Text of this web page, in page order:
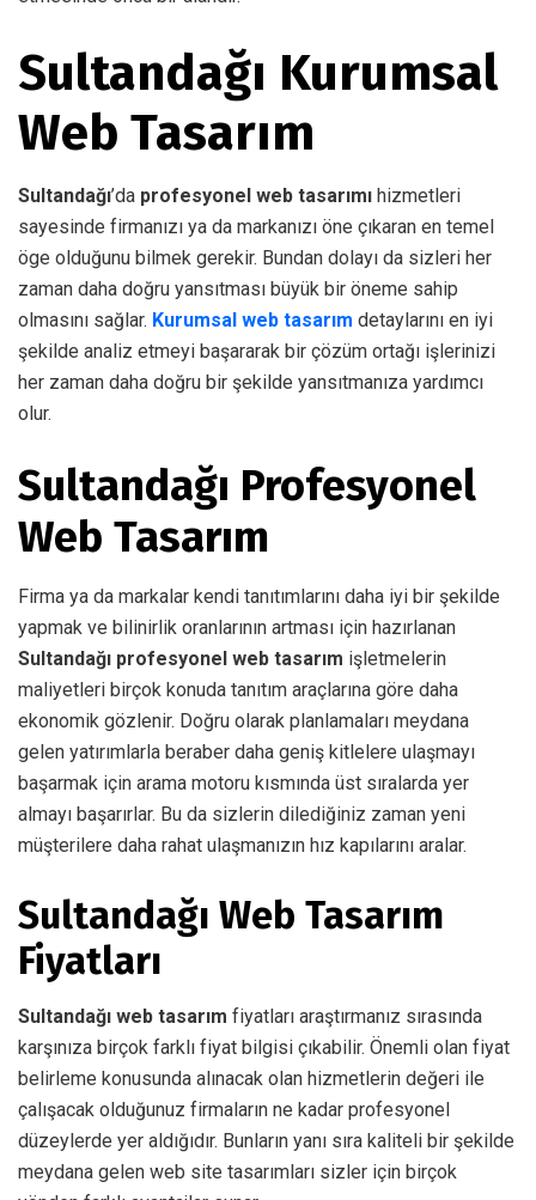
Sultandağı Kurumsal
Web Tasarım
Sultandağı’da profesyonel web tasarımı hizmetleri
sayesinde firmanızı ya da markanızı öne çıkaran en temel
öge olduğunu bilmek gerekir. Bundan dolayı da sizleri her
zaman daha doğru yansıtması büyük bir öneme sahip
olmasını sağlar. Kurumsal web tasarım detaylarını en iyi
şekilde analiz etmeyi başararak bir çözüm ortağı işlerinizi
her zaman daha doğru bir şekilde yansıtmanıza yardımcı
olur.
Sultandağı Profesyonel
Web Tasarım
Firma ya da markalar kendi tanıtımlarını daha iyi bir şekilde
yapmak ve bilinirlik oranlarının artması için hazırlanan
Sultandağı profesyonel web tasarım işletmelerin
maliyetleri birçok konuda tanıtım araçlarına göre daha
ekonomik gözlenir. Doğru olarak planlamaları meydana
gelen yatırımlarla beraber daha geniş kitlelere ulaşmayı
başarmak için arama motoru kısmında üst sıralarda yer
almayı başarırlar. Bu da sizlerin dilediğiniz zaman yeni
müşterilere daha rahat ulaşmanızın hız kapılarını aralar.
Sultandağı Web Tasarım
Fiyatları
Sultandağı web tasarım fiyatları araştırmanız sırasında
karşınıza birçok farklı fiyat bilgisi çıkabilir. Önemli olan fiyat
belirleme konusunda alınacak olan hizmetlerin değeri ile
çalışacak olduğunuz firmaların ne kadar profesyonel
düzeylerde yer aldığıdır. Bunların yanı sıra kaliteli bir şekilde
meydana gelen web site tasarımları sizler için birçok